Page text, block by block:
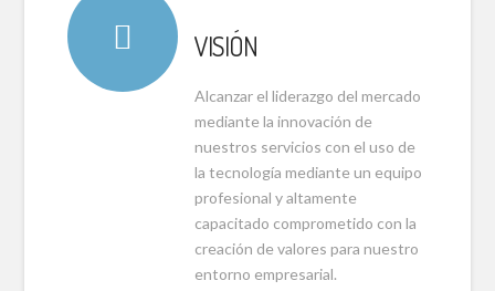
VISIÓN
Alcanzar el liderazgo del mercado
mediante la innovación de
nuestros servicios con el uso de
la tecnología mediante un equipo
profesional y altamente
capacitado comprometido con la
creación de valores para nuestro
entorno empresarial.